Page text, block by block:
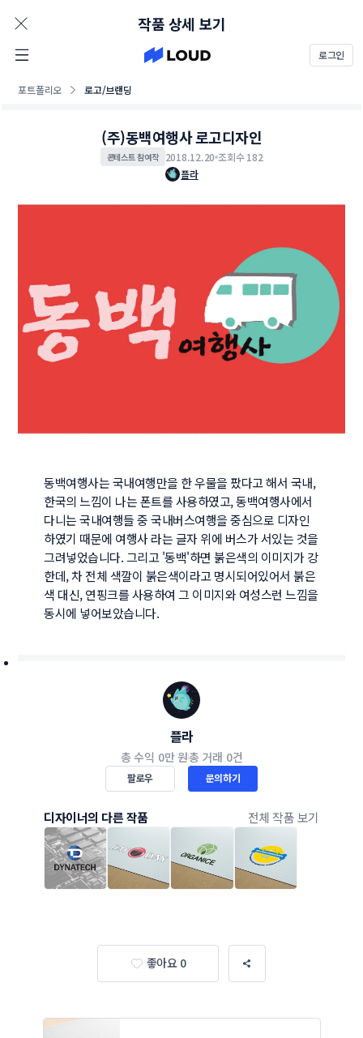
로그인
포트폴리오 로고/브랜딩
작품 상세 보기
(주)동백여행사 로고디자인
콘테스트 참여작 2018.12.20 조회수 182
플라
동백여행사는 국내여행만을 한 우물을 팠다고 해서 국내,
한국의 느낌이 나는 폰트를 사용하였고, 동백여행사에서
다니는 국내여행들 중 국내버스여행을 중심으로 디자인
하였기 때문에 여행사 라는 글자 위에 버스가 서있는 것을
그려넣었습니다. 그리고 '동백'하면 붉은색의 이미지가 강
한데, 차 전체 색깔이 붉은색이라고 명시되어있어서 붉은
색 대신, 연핑크를 사용하여 그 이미지와 여성스런 느낌을
동시에 넣어보았습니다.
플라
총 수익 0만 원총 거래 0건
팔로우 문의하기
디자이너의 다른 작품 전체 작품 보기
좋아요 0